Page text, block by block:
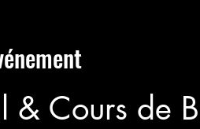
& Cours de